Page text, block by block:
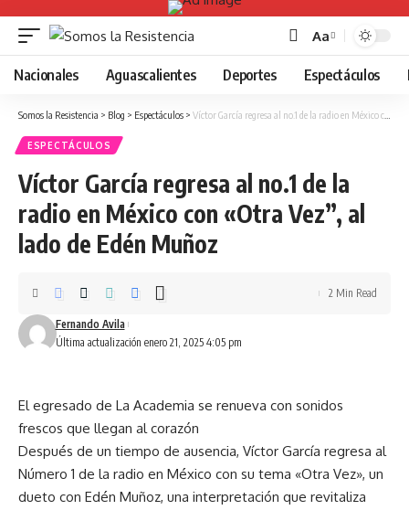
Font
Resizer
Aa
Nacionales Aguascalientes Deportes Espectáculos
Somos la Resistencia > Blog > Espectáculos > Víctor García regresa al no.1 de la radio en México con «Otra Vez”, al lado de Edén Muñoz
ESPECTÁCULOS
Víctor García regresa al no.1 de la
radio en México con «Otra Vez”, al
lado de Edén Muñoz
Última actualización enero 21, 2025 4:05 pm
Fernando Avila
2 Min Read
El egresado de La Academia se renueva con sonidos
frescos que llegan al corazón
Después de un tiempo de ausencia, Víctor García regresa al
Número 1 de la radio en México con su tema «Otra Vez», un
dueto con Edén Muñoz, una interpretación que revitaliza